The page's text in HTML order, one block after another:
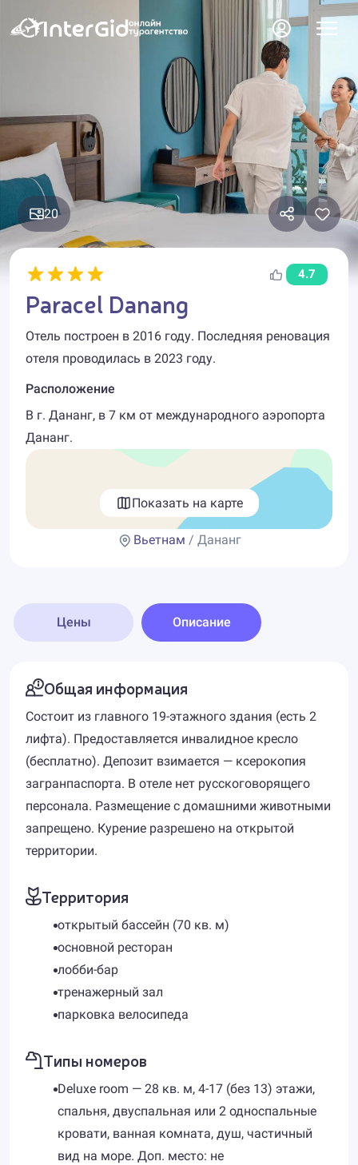
20
4.7
Paracel Danang
Отель построен в 2016 году. Последняя реновация
отеля проводилась в 2023 году.
Расположение
В г. Дананг, в 7 км от международного аэропорта
Дананг.
Показать на карте
Вьетнам / Дананг
Цены Описание
Общая информация
Состоит из главного 19-этажного здания (есть 2
лифта). Предоставляется инвалидное кресло
(бесплатно). Депозит взимается — ксерокопия
загранпаспорта. В отеле нет русскоговорящего
персонала. Размещение с домашними животными
запрещено. Курение разрешено на открытой
территории.
Территория
открытый бассейн (70 кв. м)
основной ресторан
лобби-бар
тренажерный зал
парковка велосипеда
Типы номеров
Deluxe room — 28 кв. м, 4-17 (без 13) этажи,
спальня, двуспальная или 2 односпальные
кровати, ванная комната, душ, частичный
вид на море. Доп. место: не